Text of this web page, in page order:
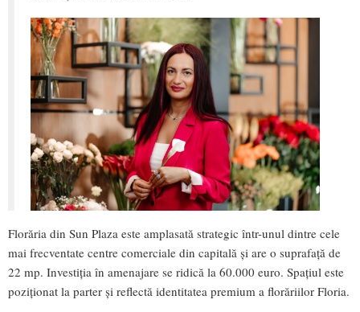
Florăria din Sun Plaza este amplasată strategic într-unul dintre cele
mai frecventate centre comerciale din capitală și are o suprafață de
22 mp. Investiția în amenajare se ridică la 60.000 euro. Spațiul este
poziționat la parter și reflectă identitatea premium a florăriilor Floria.